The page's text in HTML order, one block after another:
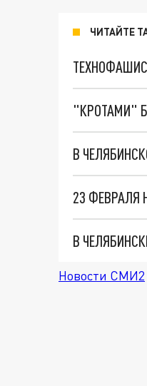
ЧИТАЙТЕ
"КРОТАМИ"
23 ФЕВРАЛЯ
В
Новости СМИ2